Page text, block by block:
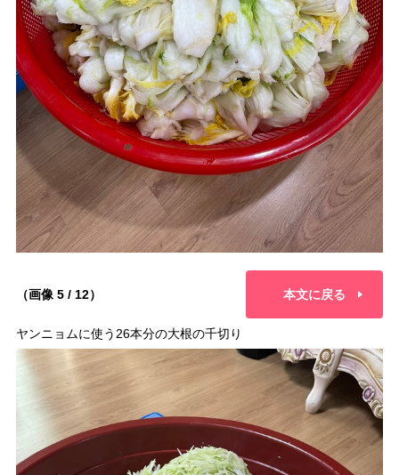
（画像 5 / 12） 本文に戻る
ヤンニョムに使う26本分の大根の千切り